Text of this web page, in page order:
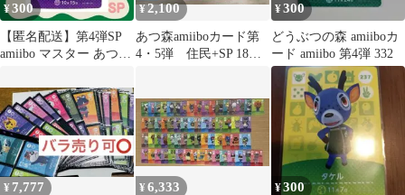
¥300
【匿名配送】第4弾SP
amiibo マスター あつま
¥2,100
あつ森amiiboカード第
4・5弾 住民+SP 18枚
¥300
どうぶつの森 amiiboカ
ード amiibo 第4弾 332
¥ 7,777 ¥6,333 ¥300